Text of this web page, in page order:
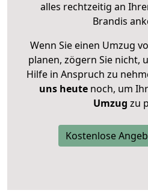
alles rechtzeitig an
Brandis
Wenn Sie einen Umzug
planen, zögern Sie nicht,
Hilfe in Anspruch zu
uns heutenoch, um
Umzug zu
Kostenlose